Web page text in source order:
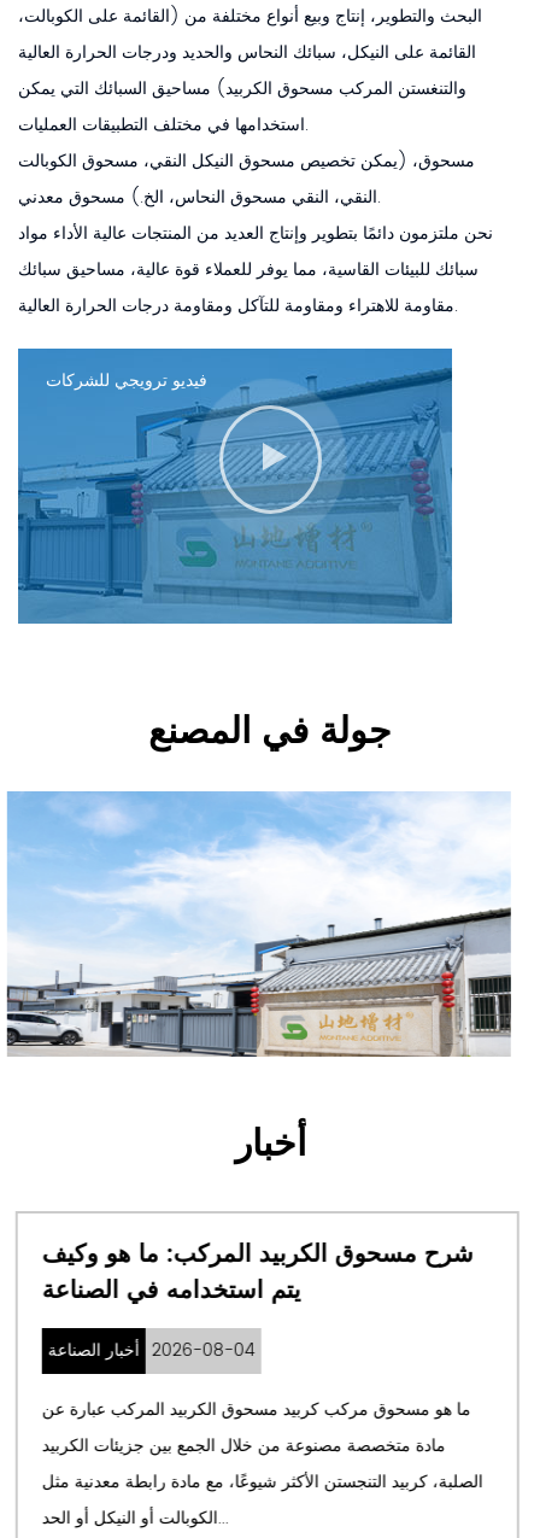
البحث والتطوير، إنتاج وبيع أنواع مختلفة من (القائمة على الكوبالت،
القائمة على النيكل، سبائك النحاس والحديد ودرجات الحرارة العالية
والتنغستن المركب مسحوق الكربيد) مساحيق السبائك التي يمكن
استخدامها في مختلف التطبيقات العمليات.
مسحوق، (يمكن تخصيص مسحوق النيكل النقي، مسحوق الكوبالت
النقي، النقي مسحوق النحاس، الخ.) مسحوق معدني.
نحن ملتزمون دائمًا بتطوير وإنتاج العديد من المنتجات عالية الأداء مواد
سبائك للبيئات القاسية، مما يوفر للعملاء قوة عالية، مساحيق سبائك
مقاومة للاهتراء ومقاومة للتآكل ومقاومة درجات الحرارة العالية.
فيديو ترويجي للشركات
جولة في المصنع
أخبار
شرح
ما هو مسحوق
مادة
الصلبة، كربيد
السبائك الدقيقة ولماذا تغير
التصنيع الحديث
أخبار الصناعة
الدقيقة ودورها في الصناعة مساحيق
عبارة عن جزيئات معدنية مصممة بدقة ويتم
الدقيقة لحجم الجسيمات وشكلها وتركيبها